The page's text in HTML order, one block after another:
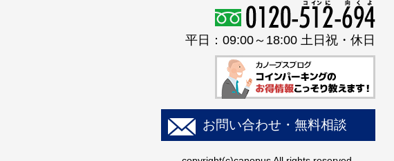
平日：09:00～18:00 土日祝・休日
お問い合わせ・無料相談